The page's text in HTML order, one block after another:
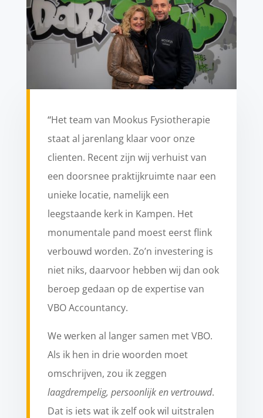
“Het team van Mookus Fysiotherapie
staat al jarenlang klaar voor onze
clienten. Recent zijn wij verhuist van
een doorsnee praktijkruimte naar een
unieke locatie, namelijk een
leegstaande kerk in Kampen. Het
monumentale pand moest eerst flink
verbouwd worden. Zo’n investering is
niet niks, daarvoor hebben wij dan ook
beroep gedaan op de expertise van
VBO Accountancy.
We werken al langer samen met VBO.
Als ik hen in drie woorden moet
omschrijven, zou ik zeggen
laagdrempelig, persoonlijk en vertrouwd.
Dat is iets wat ik zelf ook wil uitstralen